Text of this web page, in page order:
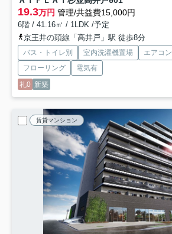
19.3万円 管理/共益費15,000円
6階 / 41.16㎡ / 1LDK /予定
京王井の頭線「高井戸」駅 徒歩8分
バス・トイレ別 室内洗濯機置場 エアコン
フローリング
電気有
礼0 新築
賃貸マンション